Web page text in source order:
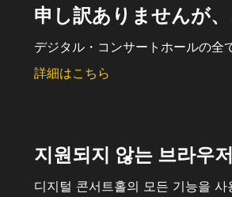
申し訳ありませんが
デジタル・コンサートホールの全
詳細はこちら
지원되지 않는 브라우
디지털 콘서트홀의 모든 기능을